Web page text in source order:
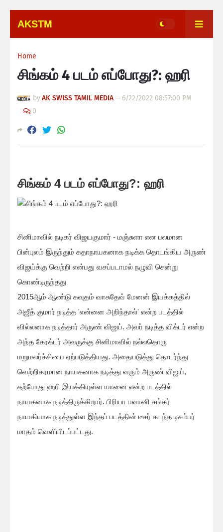
AKSTM
Home
சிங்கம் 4 படம் எப்போது?: ஹரி
byAK SWISS TAMIL MEDIA— 6/22/2022 08:57:00 PM
0
சிங்கம் 4 படம் எப்போது?: ஹரி
சினிமாவில் நடிகர் விஜயகுமார் - மஞ்சுளா என பலமான
பின்புலம் இருந்தும் கதாநாயகனாக நடிக்க தொடங்கிய அருண்
விஜய்க்கு வெற்றி என்பது வசப்படாமல் நழுவி சென்று
கொண்டிருந்தது
2015ஆம் ஆண்டு கவுதம் வாசுதேவ் மேனன் இயக்கத்தில்
அஜீத் குமார் நடித்த 'என்னை அறிந்தால்' என்ற படத்தில்
வில்லனாக நடித்தார் அருண் விஜய். அவர் நடித்த விக்டர் என்ற
அந்த கேரக்டர் அவருக்கு சினிமாவில் நல்லதொரு
மறுமலர்ச்சியை ஏற்படுத்தியது. அதையடுத்து தொடர்ந்து
வெற்றிகரமான நாயகனாக நடித்து வரும் அருண் விஜய்,
தற்போது ஹரி இயக்கியுள்ள யானை என்ற படத்தில்
நாயகனாக நடித்திருக்கிறார். பிரியா பவானி சங்கர்
நாயகியாக நடித்துள்ள இந்தப் படத்தின் டீசர் கடந்த டிசம்பர்
மாதம் வெளியிடப்பட்டது.